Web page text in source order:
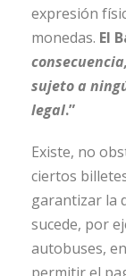
expresión
monedas. El
sujeto a
legal.”
Existe, no
ciertos
garantizar la
sucede, por
autobuses,